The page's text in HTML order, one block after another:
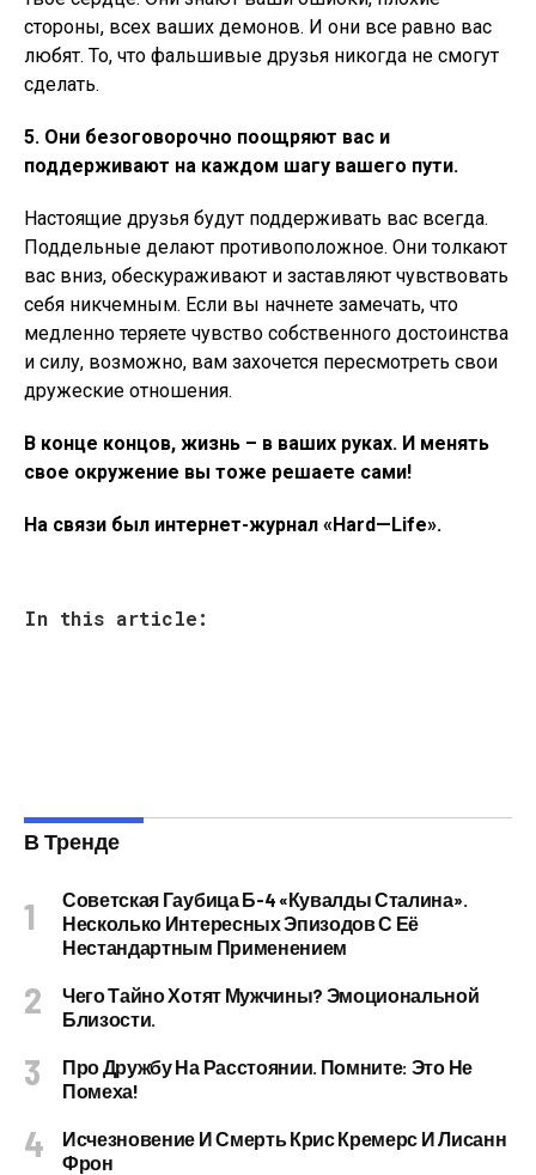
стороны, всех ваших демонов. И они все равно вас
любят. То, что фальшивые друзья никогда не смогут
сделать.
5. Они безоговорочно поощряют вас и
поддерживают на каждом шагу вашего пути.
Настоящие друзья будут поддерживать вас всегда.
Поддельные делают противоположное. Они толкают
вас вниз, обескураживают и заставляют чувствовать
себя никчемным. Если вы начнете замечать, что
медленно теряете чувство собственного достоинства
и силу, возможно, вам захочется пересмотреть свои
дружеские отношения.
В конце концов, жизнь – в ваших руках. И менять
свое окружение вы тоже решаете сами!
На связи был интернет-журнал «Hard—Life».
In this article:
В Тренде
Советская Гаубица Б-4 «Кувалды Сталина».
Несколько Интересных Эпизодов С Её
Нестандартным Применением
Чего Тайно Хотят Мужчины? Эмоциональной
Близости.
Про Дружбу На Расстоянии. Помните: Это Не
Помеха!
Исчезновение И Смерть Крис Кремерс И Лисанн
Фрон